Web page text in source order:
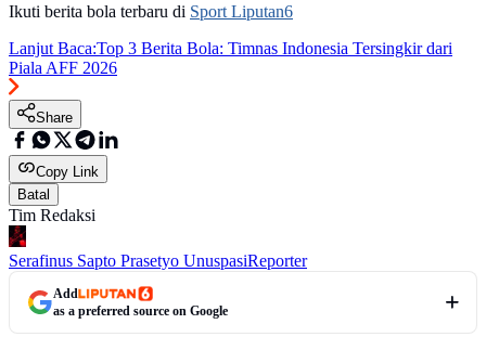
Ikuti berita bola terbaru di Sport Liputan6
Lanjut Baca:Top 3 Berita Bola: Timnas Indonesia Tersingkir dari
Piala AFF 2026
Share
Copy Link
Batal
Tim Redaksi
Serafinus Sapto Prasetyo UnuspasiReporter
Add
as a preferred source on Google